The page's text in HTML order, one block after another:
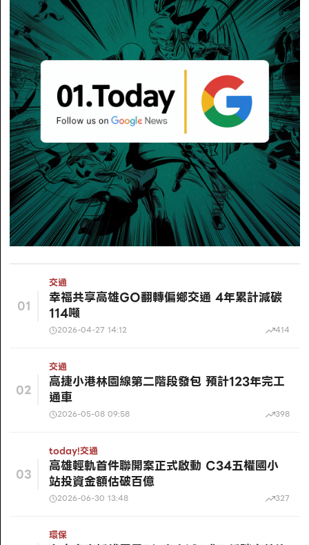
01
交通
幸福共享高雄GO翻轉偏鄉交通 4年累計減碳
114噸
2026-04-27 14:12 414
02
交通
高捷小港林園線第二階段發包 預計123年完工
通車
2026-05-08 09:58 398
03
today!交通
高雄輕軌首件聯開案正式啟動 C34五權國小
站投資金額估破百億
2026-06-30 13:48 327
環保